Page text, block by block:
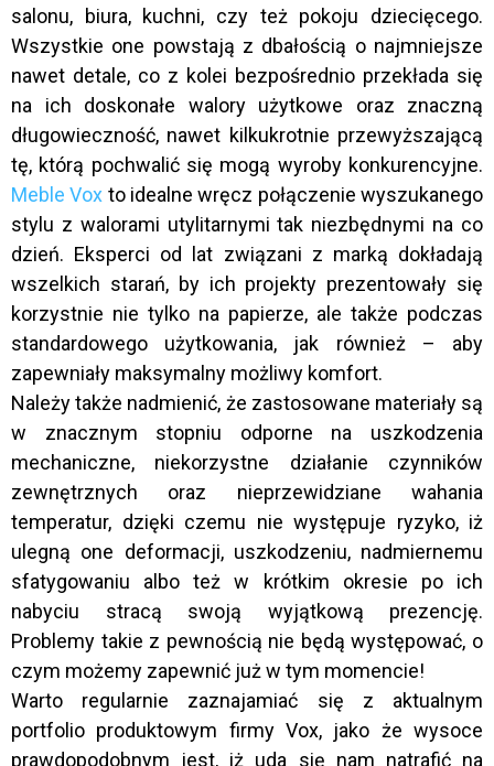
salonu, biura, kuchni, czy też pokoju dziecięcego.
Wszystkie one powstają z dbałością o najmniejsze
nawet detale, co z kolei bezpośrednio przekłada się
na ich doskonałe walory użytkowe oraz znaczną
długowieczność, nawet kilkukrotnie przewyższającą
tę, którą pochwalić się mogą wyroby konkurencyjne.
Meble Vox to idealne wręcz połączenie wyszukanego
stylu z walorami utylitarnymi tak niezbędnymi na co
dzień. Eksperci od lat związani z marką dokładają
wszelkich starań, by ich projekty prezentowały się
korzystnie nie tylko na papierze, ale także podczas
standardowego użytkowania, jak również – aby
zapewniały maksymalny możliwy komfort.
Należy także nadmienić, że zastosowane materiały są
w znacznym stopniu odporne na uszkodzenia
mechaniczne, niekorzystne działanie czynników
zewnętrznych oraz nieprzewidziane wahania
temperatur, dzięki czemu nie występuje ryzyko, iż
ulegną one deformacji, uszkodzeniu, nadmiernemu
sfatygowaniu albo też w krótkim okresie po ich
nabyciu stracą swoją wyjątkową prezencję.
Problemy takie z pewnością nie będą występować, o
czym możemy zapewnić już w tym momencie!
Warto regularnie zaznajamiać się z aktualnym
portfolio produktowym firmy Vox, jako że wysoce
prawdopodobnym jest, iż uda się nam natrafić na